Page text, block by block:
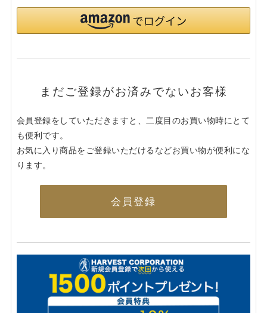
まだご登録がお済みでないお客様
会員登録をしていただきますと、二度目のお買い物時にとて
も便利です。
お気に入り商品をご登録いただけるなどお買い物が便利にな
ります。
会員登録